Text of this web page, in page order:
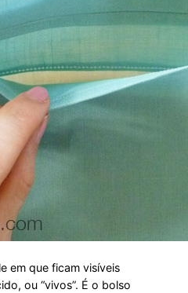
em que ficam visíveis
ou “vivos”. É o bolso